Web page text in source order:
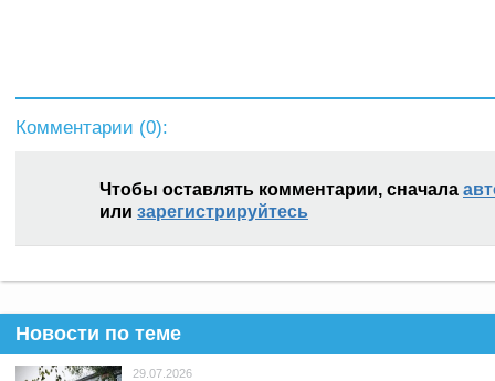
Комментарии (0):
Чтобы оставлять комментарии, сначала
или зарегистрируйтесь
Новости по теме
29.07.2026